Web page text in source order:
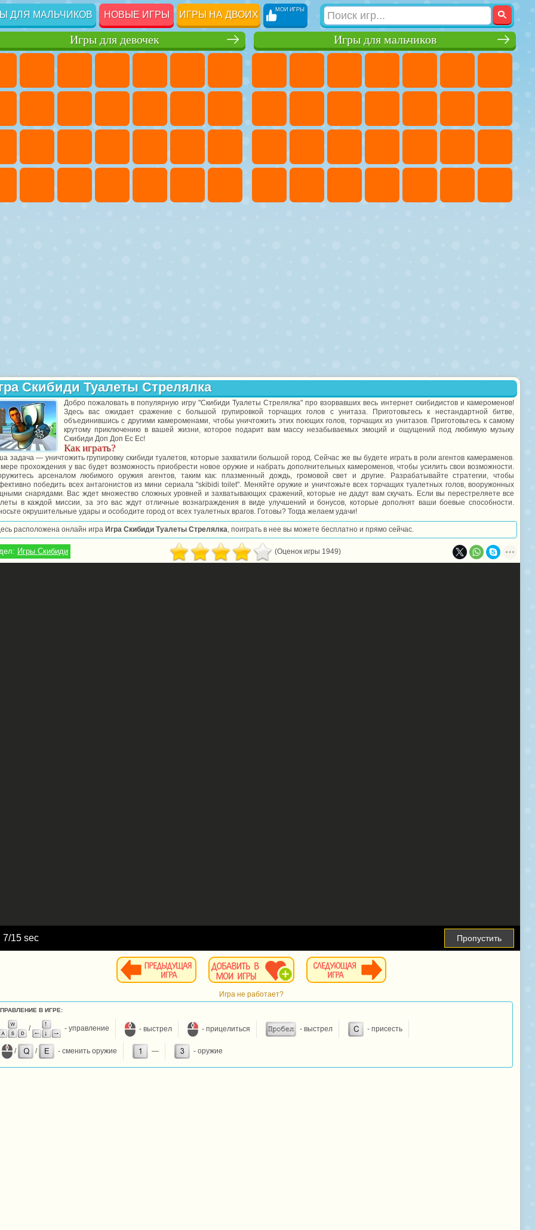
ДЛЯ МАЛЬЧИКОВ НОВЫЕ ИГРЫ ИГРЫ НА ДВОИХ МОИ ИГРЫ
Игры для мальчиков
Игры для девочек
Скибиди Туалеты Стрелялка
Добро пожаловать в популярную игру "Скибиди Туалеты Стрелялка" про взорвавших весь интернет скибидистов и камероменов!
Здесь вас ожидает сражение с большой групировкой торчащих голов с унитаза. Приготовьтесь к нестандартной битве,
объединившись с другими камероменами, чтобы уничтожить этих поющих голов, торчащих из унитазов. Приготовьтесь к самому
крутому приключению в вашей жизни, которое подарит вам массу незабываемых эмоций и ощущений под любимую музыку
Скибиди Доп Доп Ес Ес!
Как играть?
задача — уничтожить групировку скибиди туалетов, которые захватили большой город. Сейчас же вы будете играть в роли агентов камераменов.
прохождения у вас будет возможность приобрести новое оружие и набрать дополнительных камероменов, чтобы усилить свои возможности.
арсеналом любимого оружия агентов, таким как: плазменный дождь, громовой свет и другие. Разрабатывайте стратегии, чтобы
победить всех антагонистов из мини сериала "skibidi toilet". Меняйте оружие и уничтожьте всех торчащих туалетных голов, вооружонных
снарядами. Вас ждет множество сложных уровней и захватывающих сражений, которые не дадут вам скучать. Если вы перестреляете все
в каждой миссии, за это вас ждут отличные вознаграждения в виде улучшений и бонусов, которые дополнят ваши боевые способности.
окрушительные удары и осободите город от всех туалетных врагов. Готовы? Тогда желаем удачи!
расположена онлайн игра Игра Скибиди Туалеты Стрелялка, поиграть в нее вы можете бесплатно и прямо сейчас.
Игры Скибиди (Оценок игры 1949)
8/15 sec Пропустить
Игра не работает?
В ИГРЕ:
/ - управление - выстрел - прицелиться - выстрел - присесть
/ / - сменить оружие — - оружие